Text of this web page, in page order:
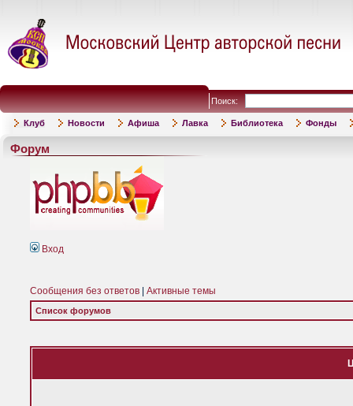
Поиск:
Клуб Новости Афиша Лавка Библиотека Фонды
Форум
Вход
Сообщения без ответов Активные темы
Список форумов